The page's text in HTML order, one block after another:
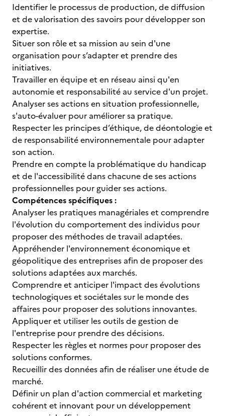
Identifier le processus de production, de diffusion
et de valorisation des savoirs pour développer son
expertise.
Situer son rôle et sa mission au sein d'une
organisation pour s’adapter et prendre des
initiatives.
Travailler en équipe et en réseau ainsi qu'en
autonomie et responsabilité au service d'un projet.
Analyser ses actions en situation professionnelle,
s'auto-évaluer pour améliorer sa pratique.
Respecter les principes d’éthique, de déontologie et
de responsabilité environnementale pour adapter
son action.
Prendre en compte la problématique du handicap
et de l'accessibilité dans chacune de ses actions
professionnelles pour guider ses actions.
Compétences spécifiques :
Analyser les pratiques managériales et comprendre
l'évolution du comportement des individus pour
proposer des méthodes de travail adaptées.
Appréhender l'environnement économique et
géopolitique des entreprises afin de proposer des
solutions adaptées aux marchés.
Comprendre et anticiper l'impact des évolutions
technologiques et sociétales sur le monde des
affaires pour proposer des solutions innovantes.
Appliquer et utiliser les outils de gestion de
l'entreprise pour prendre des décisions.
Respecter les règles et normes pour proposer des
solutions conformes.
Recueillir des données afin de réaliser une étude de
marché.
Définir un plan d'action commercial et marketing
cohérent et innovant pour un développement